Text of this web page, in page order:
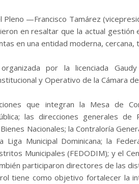
Pleno —Francisco Tamárez
en resaltar que la actual
en una entidad moderna,
por la licenciada
y Operativo de la Cámara
que integran la Mesa de
las direcciones generales
Nacionales; la Contraloría
Liga Municipal Dominicana; la
Municipales (FEDODIM); y el
participaron directores de las
tiene como objetivo fortalecer la